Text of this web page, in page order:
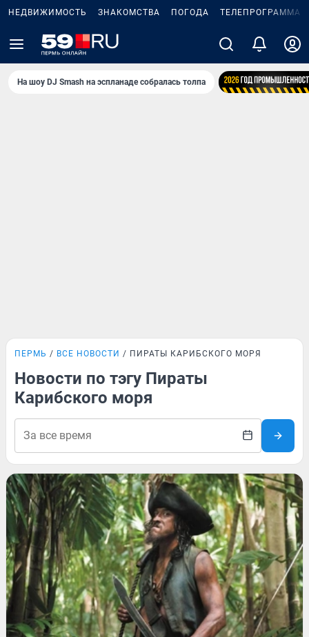
НЕДВИЖИМОСТЬ ЗНАКОМСТВА ПОГОДА ТЕЛЕПРОГРАММА
На шоу DJ Smash на эспланаде собралась толпа
ПЕРМЬ ВСЕ НОВОСТИ ПИРАТЫ КАРИБСКОГО МОРЯ
Новости по тэгу Пираты
Карибского моря